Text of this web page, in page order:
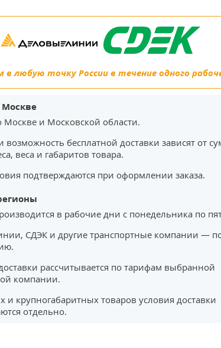
любую точку России в течение одного
Москве
Москве и Московской области.
возможность бесплатной доставки зависят от
веса и габаритов товара.
подтверждаются при оформлении заказа.
в рабочие дни с понедельника по
СДЭК и другие транспортные компании —
рассчитывается по тарифам выбранной
компании.
и крупногабаритных товаров условия доставки
отдельно.